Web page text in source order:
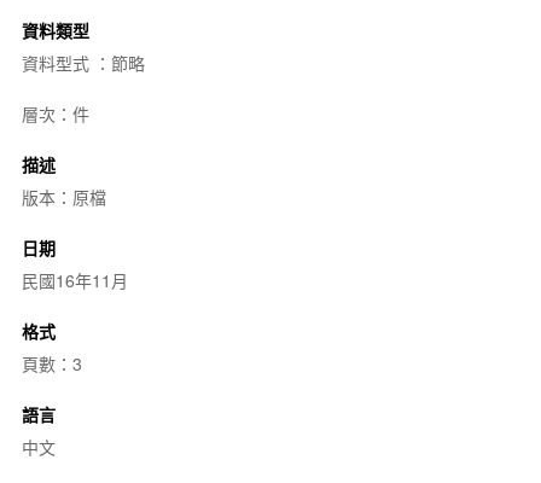
資料類型
資料型式 ：節略
層次：件
描述
版本：原檔
日期
民國16年11月
格式
頁數：3
語言
中文